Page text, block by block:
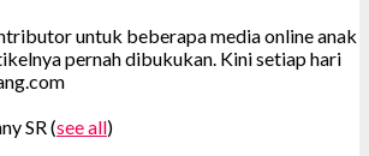
untuk beberapa media online anak
pernah dibukukan. Kini setiap hari
SR(see all)